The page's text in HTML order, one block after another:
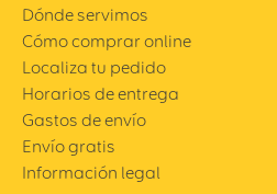
Dónde servimos
Cómo comprar online
Localiza tu pedido
Horarios de entrega
Gastos de envío
Envío gratis
Información legal